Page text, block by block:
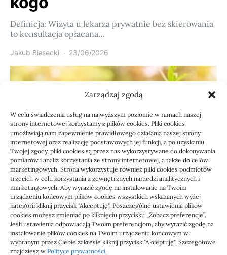
Zarządzaj zgodą
W celu świadczenia usług na najwyższym poziomie w ramach naszej
strony internetowej korzystamy z plików cookies. Pliki cookies
umożliwiają nam zapewnienie prawidłowego działania naszej strony
internetowej oraz realizację podstawowych jej funkcji, a po uzyskaniu
Twojej zgody, pliki cookies są przez nas wykorzystywane do dokonywania
pomiarów i analiz korzystania ze strony internetowej, a także do celów
marketingowych. Strona wykorzystuje również pliki cookies podmiotów
trzecich w celu korzystania z zewnętrznych narzędzi analitycznych i
marketingowych. Aby wyrazić zgodę na instalowanie na Twoim
urządzeniu końcowym plików cookies wszystkich wskazanych wyżej
kategorii kliknij przycisk "Akceptuję". Poszczególne ustawienia plików
cookies możesz zmieniać po kliknięciu przycisku „Zobacz preferencje”.
Jeśli ustawienia odpowiadają Twoim preferencjom, aby wyrazić zgodę na
instalowanie plików cookies na Twoim urządzeniu końcowym w
wybranym przez Ciebie zakresie kliknij przycisk "Akceptuję". Szczegółowe
znajdziesz w Polityce prywatności.
Definicja: Wizyta u lekarza prywatnie bez skierowania
to konsultacja opłacana…
Jakub Biasecki 23/06/2026
Usługi
Jak sprawdzić przejęcie
zaległości przez biuro
Definicja: Weryfikacja, czy nowe biuro rachunkowe
przejmie zaległości w dokumentach,…